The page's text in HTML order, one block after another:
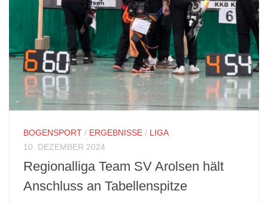
BOGENSPORT / ERGEBNISSE / LIGA
10. DEZEMBER 2024
Regionalliga Team SV Arolsen hält
Anschluss an Tabellenspitze